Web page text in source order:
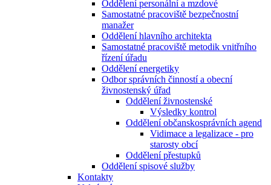
Oddělení personální a mzdové
Samostatné pracoviště bezpečnostní
manažer
Oddělení hlavního architekta
Samostatné pracoviště metodik vnitřního
řízení úřadu
Oddělení energetiky
Odbor správních činností a obecní
živnostenský úřad
Oddělení živnostenské
Výsledky kontrol
Oddělení občanskosprávních agend
Vidimace a legalizace - pro
starosty obcí
Oddělení přestupků
Oddělení spisové služby
Kontakty